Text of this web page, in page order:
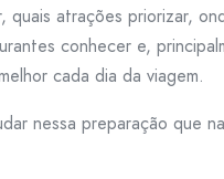
quais atrações priorizar,
conhecer e,
cada dia da viagem.
nessa preparação que